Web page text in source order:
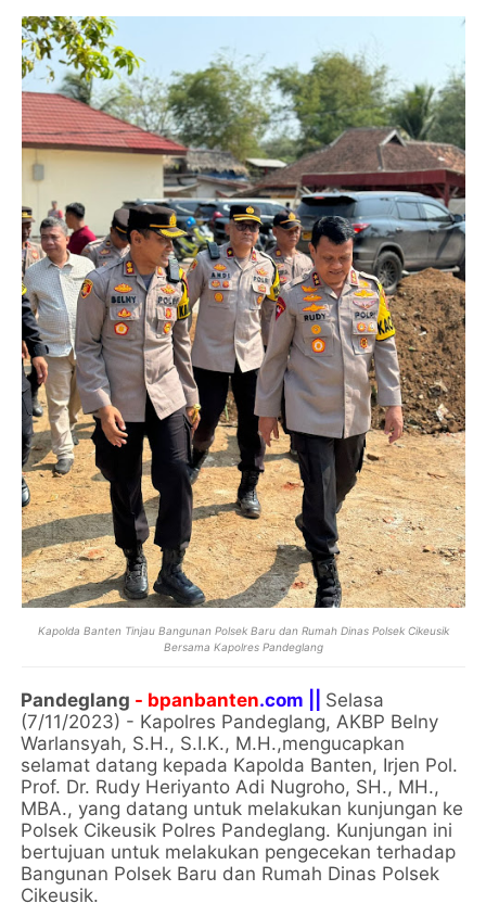
Kapolda Banten Tinjau Bangunan Polsek Baru dan Rumah Dinas Polsek Cikeusik
Bersama Kapolres Pandeglang
Pandeglang - bpanbanten.com || Selasa
(7/11/2023) - Kapolres Pandeglang, AKBP Belny
Warlansyah, S.H., S.I.K., M.H.,mengucapkan
selamat datang kepada Kapolda Banten, Irjen Pol.
Prof. Dr. Rudy Heriyanto Adi Nugroho, SH., MH.,
MBA., yang datang untuk melakukan kunjungan ke
Polsek Cikeusik Polres Pandeglang. Kunjungan ini
bertujuan untuk melakukan pengecekan terhadap
Bangunan Polsek Baru dan Rumah Dinas Polsek
Cikeusik.